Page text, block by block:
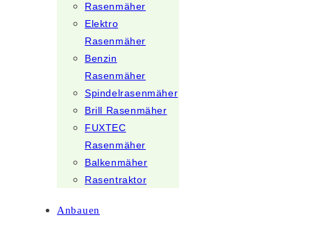
Rasenmäher
Elektro
Rasenmäher
Benzin
Rasenmäher
Spindelrasenmäher
Brill Rasenmäher
FUXTEC
Rasenmäher
Balkenmäher
Rasentraktor
Anbauen